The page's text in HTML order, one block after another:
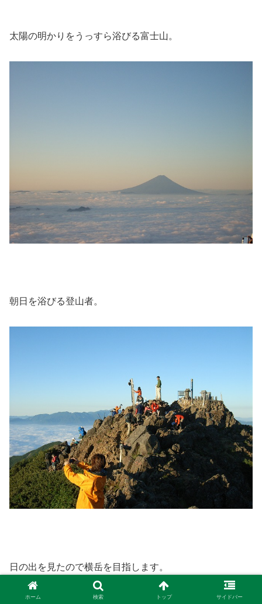
太陽の明かりをうっすら浴びる富士山。
朝日を浴びる登山者。
日の出を見たので横岳を目指します。
途中の赤岳展望山荘から見えた富士山。天気に恵まれくっ
ホーム 検索 トップ サイドバー